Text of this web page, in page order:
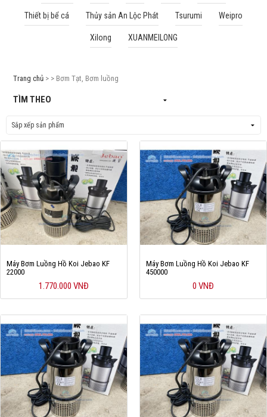
Thiết bị bể cá Thủy sản An Lộc Phát Tsurumi Weipro
Xilong XUANMEILONG
Trang chủ > > Bơm Tạt, Bơm luồng
TÌM THEO
Máy Bơm Luồng Hồ Koi Jebao KF
22000
1.770.000 VNĐ
Máy Bơm Luồng Hồ Koi Jebao KF
450000
0 VNĐ
Cá rồng & Phụ kiện
Bể thủy sinh & Phụ kiện
Dịch vụ
Dự Án
Cá Koi
Kiến thức
Tin tức
Bán Buôn